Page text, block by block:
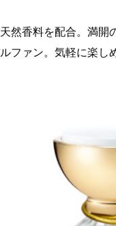
然香料を配合。満
ファン。気軽に楽し